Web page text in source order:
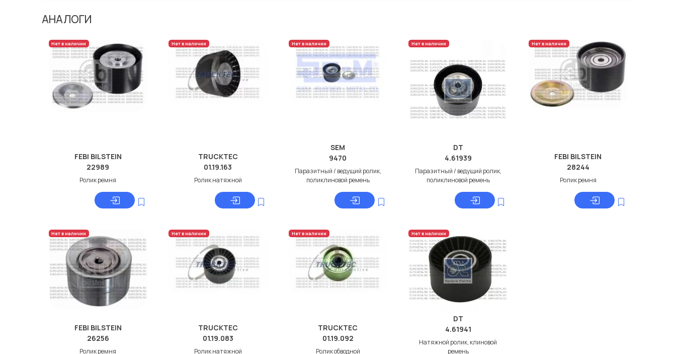
АНАЛОГИ
Нет в наличии
FEBI BILSTEIN
22989
Ролик ремня
Нет в наличии
TRUCKTEC
01.19.163
Ролик натяжной
Нет в наличии
SEM
9470
Паразитный / ведущий ролик,
поликлиновой ремень
Нет в наличии
DT
4.61939
Паразитный / ведущий ролик,
поликлиновой ремень
Нет в наличии
FEBI BILSTEIN
28244
Ролик ремня
Нет в наличии
FEBI BILSTEIN
26256
Ролик ремня
Нет в наличии
TRUCKTEC
01.19.083
Ролик натяжной
Нет в наличии
TRUCKTEC
01.19.092
Ролик обводной
Нет в наличии
DT
4.61941
Натяжной ролик, клиновой
ремень